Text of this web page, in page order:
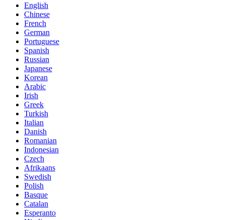
English
Chinese
French
German
Portuguese
Spanish
Russian
Japanese
Korean
Arabic
Irish
Greek
Turkish
Italian
Danish
Romanian
Indonesian
Czech
Afrikaans
Swedish
Polish
Basque
Catalan
Esperanto